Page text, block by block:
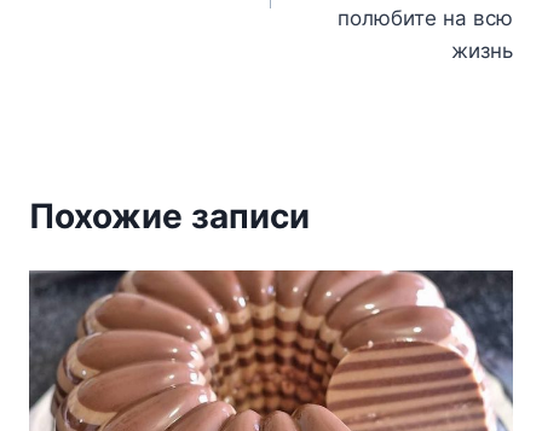
полюбите на всю
жизнь
Похожие записи